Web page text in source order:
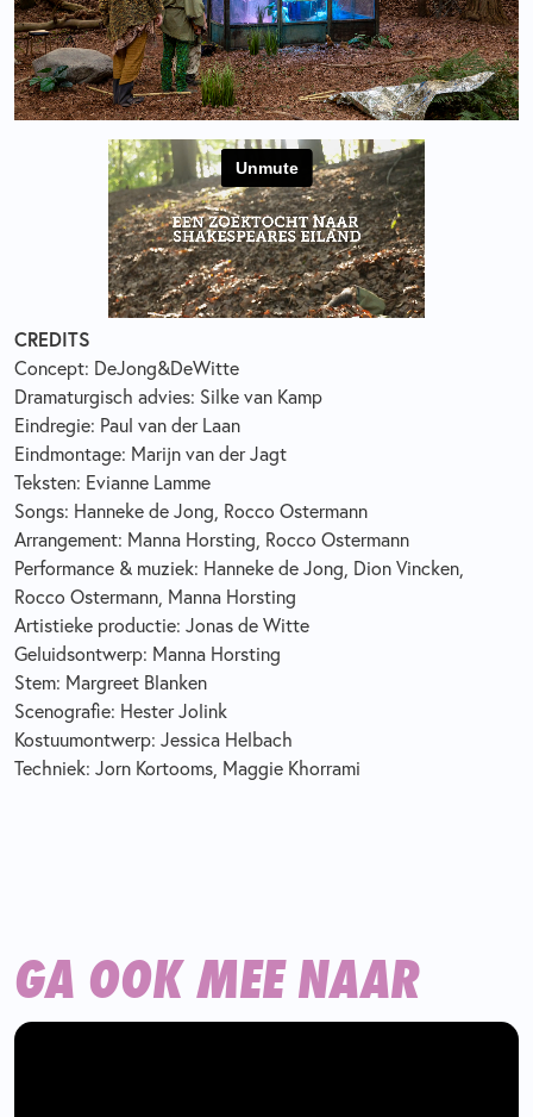
CREDITS
Concept: DeJong&DeWitte
Dramaturgisch advies: Silke van Kamp
Eindregie: Paul van der Laan
Eindmontage: Marijn van der Jagt
Teksten: Evianne Lamme
Songs: Hanneke de Jong, Rocco Ostermann
Arrangement: Manna Horsting, Rocco Ostermann
Performance & muziek: Hanneke de Jong, Dion Vincken,
Rocco Ostermann, Manna Horsting
Artistieke productie: Jonas de Witte
Geluidsontwerp: Manna Horsting
Stem: Margreet Blanken
Scenografie: Hester Jolink
Kostuumontwerp: Jessica Helbach
Techniek: Jorn Kortooms, Maggie Khorrami
GA OOK MEE NAAR